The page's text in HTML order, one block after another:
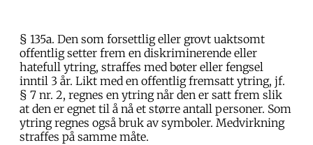
§ 135a. Den som forsettlig eller grovt uaktsomt
offentlig setter frem en diskriminerende eller
hatefull ytring, straffes med bøter eller fengsel
inntil 3 år. Likt med en offentlig fremsatt ytring, jf.
§ 7 nr. 2, regnes en ytring når den er satt frem slik
at den er egnet til å nå et større antall personer. Som
ytring regnes også bruk av symboler. Medvirkning
straffes på samme måte.